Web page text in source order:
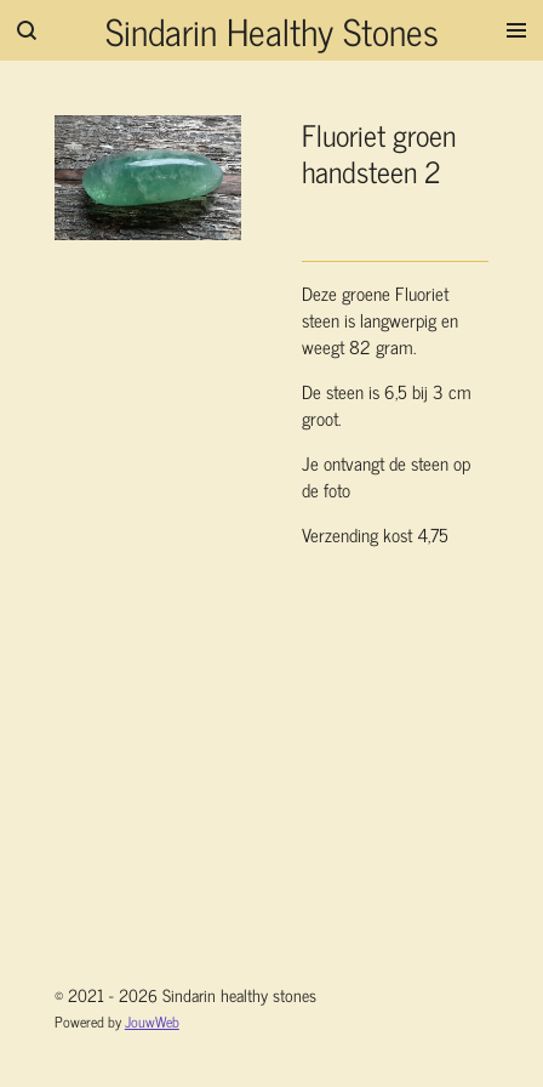
Ga
hoofdinhoud
Sindarin Healthy Stones
Fluoriet groen
handsteen 2
Deze groene Fluoriet
steen is langwerpig en
weegt 82 gram.
De steen is 6,5 bij 3 cm
groot.
Je ontvangt de steen op
de foto
Verzending kost 4,75
© 2021 - 2026 Sindarin healthy stones
Powered byJouwWeb